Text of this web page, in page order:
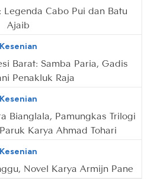
Legenda Cabo Pui dan Batu
Ajaib
Kesenian
Barat: Samba Paria, Gadis
Penakluk Raja
Kesenian
Bianglala, Pamungkas Trilogi
Karya Ahmad Tohari
Kesenian
Novel Karya Armijn Pane